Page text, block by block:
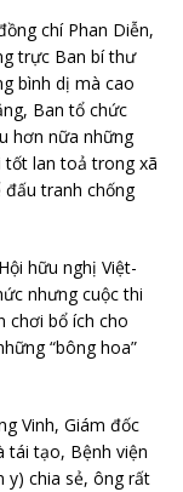
chí Phan Diễn,
trực Ban bí thư
bình dị mà cao
Ban tổ chức
hơn nữa những
lan toả trong xã
tranh chống
hữu nghị Việt-
nhưng cuộc thi
chơi bổ ích cho
“bông hoa”
Vinh, Giám đốc
tái tạo, Bệnh viện
y) chia sẻ, ông rất